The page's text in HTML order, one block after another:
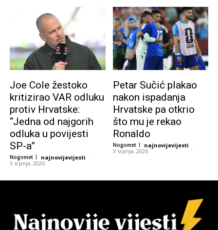
Joe Cole žestoko
kritizirao VAR odluku
protiv Hrvatske:
“Jedna od najgorih
odluka u povijesti
SP-a”
Nogomet najnovijevijesti -
3 srpnja, 2026
Petar Sučić plakao
nakon ispadanja
Hrvatske pa otkrio
što mu je rekao
Ronaldo
Nogomet najnovijevijesti -
3 srpnja, 2026